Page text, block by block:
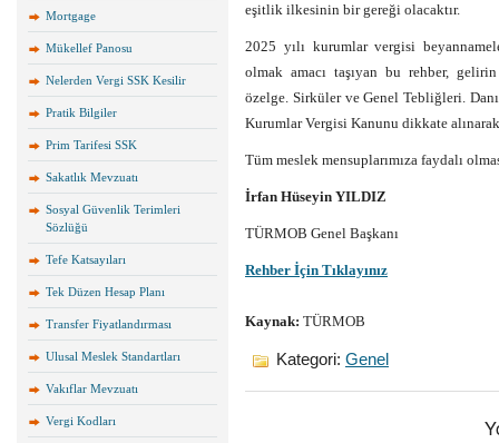
Mortgage
Mükellef Panosu
Nelerden Vergi SSK Kesilir
Pratik Bilgiler
Prim Tarifesi SSK
Sakatlık Mevzuatı
Sosyal Güvenlik Terimleri
Sözlüğü
Tefe Katsayıları
Tek Düzen Hesap Planı
Transfer Fiyatlandırması
Ulusal Meslek Standartları
Vakıflar Mevzuatı
Vergi Kodları
eşitlik ilkesinin bir gereği olacaktır.
2025 yılı kurumlar vergisi
olmak amacı taşıyan bu rehber,
özelge. Sirküler ve Genel Tebliğleri.
Kurumlar Vergisi Kanunu dikkate alınarak
Tüm meslek mensuplarımıza faydalı
İrfan Hüseyin YILDIZ
TÜRMOB Genel Başkanı
Rehber İçin Tıklayınız
Kaynak: TÜRMOB
Kategori: Genel